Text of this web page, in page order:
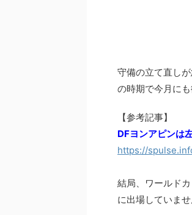
守備の立て直し
の時期で今月に
【参考記事】
DFヨンアピンは
https://
結局、ワールド
に出場していませ